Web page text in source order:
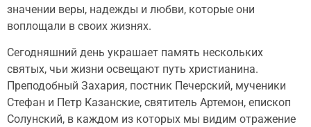
значении веры, надежды и любви, которые они
воплощали в своих жизнях.
Сегодняшний день украшает память нескольких
святых, чьи жизни освещают путь христианина.
Преподобный Захария, постник Печерский, мученики
Стефан и Петр Казанские, святитель Артемон, епископ
Солунский, в каждом из которых мы видим отражение